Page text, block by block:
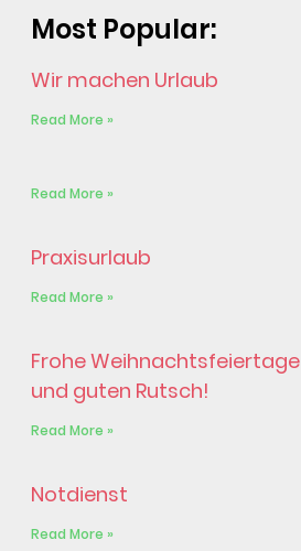
Most Popular:
Wir machen Urlaub
Read More »
Read More »
Praxisurlaub
Read More »
Frohe Weihnachtsfeiertage
und guten Rutsch!
Read More »
Notdienst
Read More »